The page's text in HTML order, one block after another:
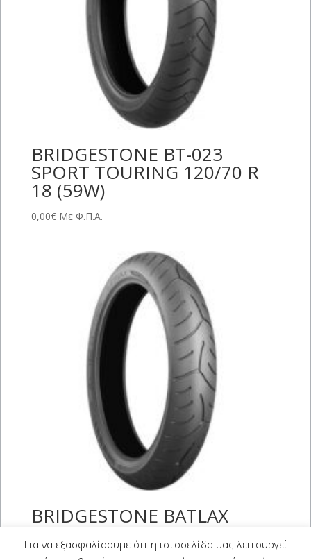
BRIDGESTONE BT-023
SPORT TOURING 120/70 R
18 (59W)
0,00€ Με Φ.Π.Α.
BRIDGESTONE BATLAX
SPORT TOURING T30 EVO
160/60 R 17 (69W)
Για να εξασφαλίσουμε ότι η ιστοσελίδα μας λειτουργεί